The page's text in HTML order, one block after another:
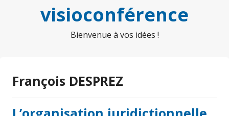
visioconférence
Bienvenue à vos idées !
François DESPREZ